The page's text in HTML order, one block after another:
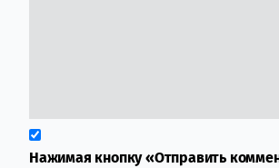
Нажимая кнопку «Отправить